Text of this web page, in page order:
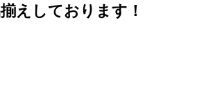
えしております！